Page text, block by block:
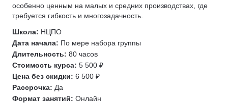
особенно ценным на малых и средних производствах, где
требуется гибкость и многозадачность.
Школа: НЦПО
Дата начала: По мере набора группы
Длительность: 80 часов
Стоимость курса: 5 500 ₽
Цена без скидки: 6 500 ₽
Рассрочка: Да
Формат занятий: Онлайн